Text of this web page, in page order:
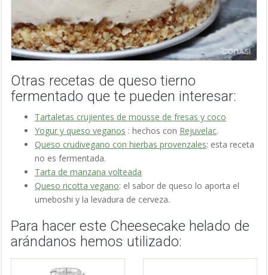
Otras recetas de queso tierno
fermentado que te pueden interesar:
Tartaletas crujientes de mousse de fresas y coco
Yogur y queso veganos : hechos con Rejuvelac.
Queso crudivegano con hierbas provenzales: esta receta
no es fermentada.
Tarta de manzana volteada
Queso ricotta vegano: el sabor de queso lo aporta el
umeboshi y la levadura de cerveza.
Para hacer este Cheesecake helado de
arándanos hemos utilizado: